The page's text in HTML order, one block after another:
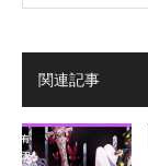
関連記事